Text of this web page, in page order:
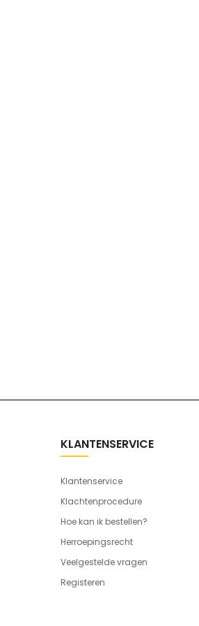
KLANTENSERVICE
Klantenservice
Klachtenprocedure
Hoe kan ik bestellen?
Herroepingsrecht
Veelgestelde vragen
Registeren